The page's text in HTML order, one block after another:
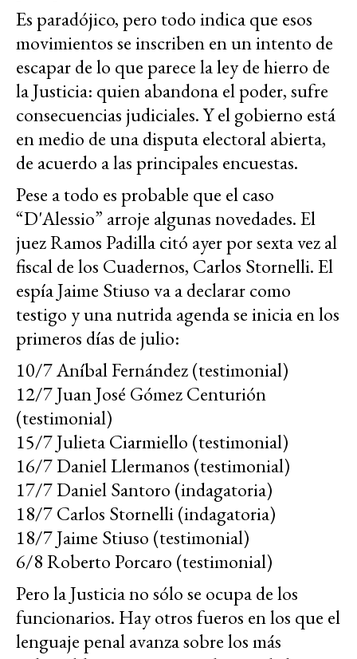
Es paradójico, pero todo indica que esos
movimientos se inscriben en un intento de
escapar de lo que parece la ley de hierro de
la Justicia: quien abandona el poder, sufre
consecuencias judiciales. Y el gobierno está
en medio de una disputa electoral abierta,
de acuerdo a las principales encuestas.
Pese a todo es probable que el caso
“D'Alessio” arroje algunas novedades. El
juez Ramos Padilla citó ayer por sexta vez al
fiscal de los Cuadernos, Carlos Stornelli. El
espía Jaime Stiuso va a declarar como
testigo y una nutrida agenda se inicia en los
primeros días de julio:
10/7 Aníbal Fernández (testimonial)
12/7 Juan José Gómez Centurión
(testimonial)
15/7 Julieta Ciarmiello (testimonial)
16/7 Daniel Llermanos (testimonial)
17/7 Daniel Santoro (indagatoria)
18/7 Carlos Stornelli (indagatoria)
18/7 Jaime Stiuso (testimonial)
6/8 Roberto Porcaro (testimonial)
Pero la Justicia no sólo se ocupa de los
funcionarios. Hay otros fueros en los que el
lenguaje penal avanza sobre los más